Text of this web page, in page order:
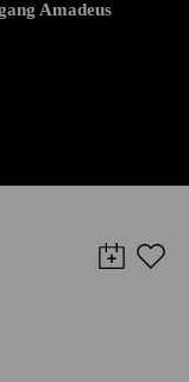
Amadeus